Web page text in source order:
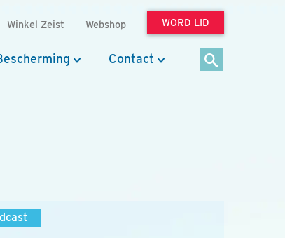
Winkel Zeist Webshop WORD LID
Contact